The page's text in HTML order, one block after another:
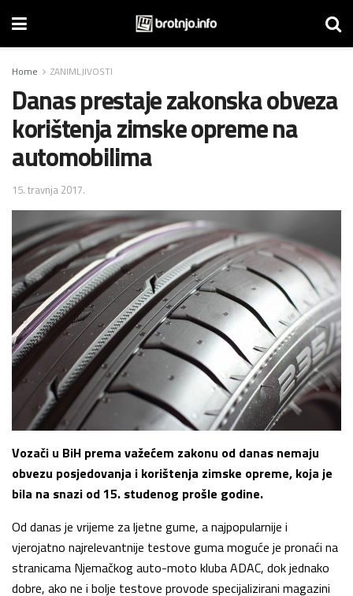
Home ZANIMLJIVOSTI
Danas prestaje zakonska obveza
korištenja zimske opreme na
automobilima
15. travnja 2017.
Vozači u BiH prema važećem zakonu od danas nemaju
obvezu posjedovanja i korištenja zimske opreme, koja je
bila na snazi od 15. studenog prošle godine.
Od danas je vrijeme za ljetne gume, a najpopularnije i
vjerojatno najrelevantnije testove guma moguće je pronaći na
stranicama Njemačkog auto-moto kluba ADAC, dok jednako
dobre, ako ne i bolje testove provode specijalizirani magazini